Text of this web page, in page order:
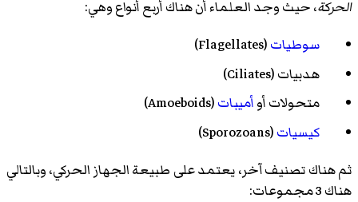
الحركة، حيث وجد العلماء أن هناك أربع أنواع وهي:
سوطيات(Flagellates)
هدبيات (Ciliates)
متحولاتأوأميبات(Amoeboids)
كيسيات(Sporozoans)
ثم هناك تصنيف آخر، يعتمد على طبيعة الجهاز الحركي، وبالتالي
هناك 3 مجموعات: